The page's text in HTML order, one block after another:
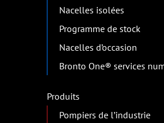
Nacelles isolées
Programme de stock
Nacelles d’occasion
Bronto One® services
Produits
Pompiers de l’industrie